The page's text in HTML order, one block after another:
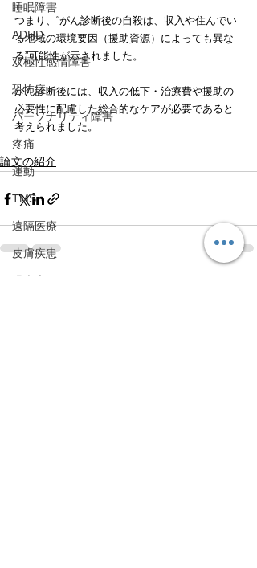
睡眠障害
ADHD
双極性感情障害
恐怖症
パーソナリティ障害
疼痛
運動
TMS
遠隔医療
皮膚疾患
つまり、“がん診断後の自殺は、収入や住んでい
る地域の環境要因（援助資源）によっても異な
る”可能性が示されました。
がん診断後には、収入の低下・治療費や援助の
必要性に配慮した総合的なケアが必要であると
考えられました。
論文の紹介